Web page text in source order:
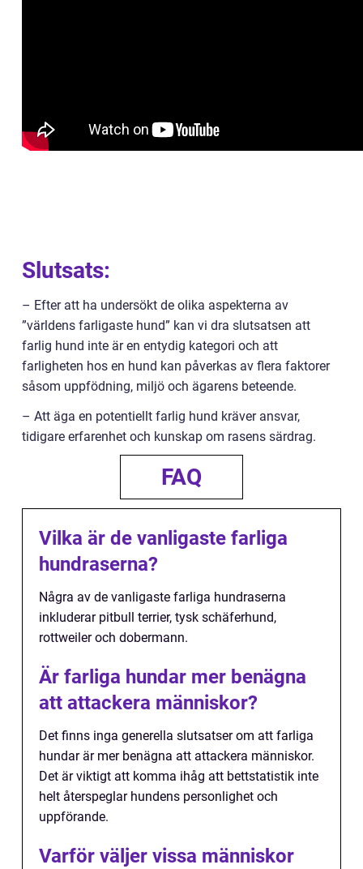
Slutsats:
– Efter att ha undersökt de olika aspekterna av
”världens farligaste hund” kan vi dra slutsatsen att
farlig hund inte är en entydig kategori och att
farligheten hos en hund kan påverkas av flera faktorer
såsom uppfödning, miljö och ägarens beteende.
– Att äga en potentiellt farlig hund kräver ansvar,
tidigare erfarenhet och kunskap om rasens särdrag.
FAQ
Vilka är de vanligaste farliga
hundraserna?
Några av de vanligaste farliga hundraserna
inkluderar pitbull terrier, tysk schäferhund,
rottweiler och dobermann.
Är farliga hundar mer benägna
att attackera människor?
Det finns inga generella slutsatser om att farliga
hundar är mer benägna att attackera människor.
Det är viktigt att komma ihåg att bettstatistik inte
helt återspeglar hundens personlighet och
uppförande.
Varför väljer vissa människor